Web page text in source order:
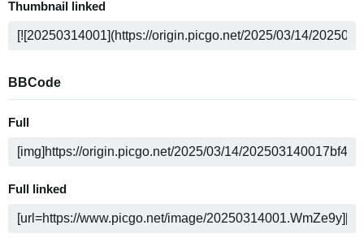
Thumbnail linked
BBCode
Full
Full linked